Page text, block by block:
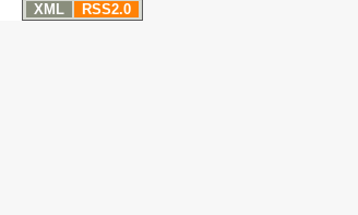
XML
RSS2.0